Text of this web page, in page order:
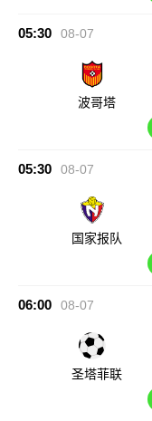
05:30 08-07
波哥塔
05:30 08-07
国家报队
06:00 08-07
圣塔菲联